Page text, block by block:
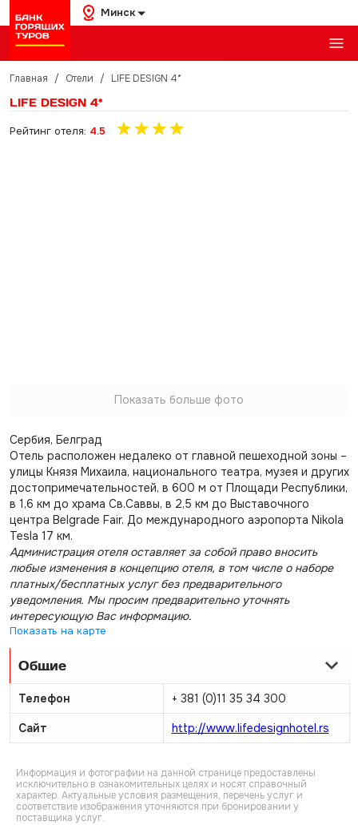
Минск
Главная / Отели / LIFE DESIGN 4*
LIFE DESIGN 4*
Рейтинг отеля: 4.5
Показать больше фото
Сербия, Белград
Отель расположен недалеко от главной пешеходной зоны –
улицы Князя Михаила, национального театра, музея и других
достопримечательностей, в 600 м от Площади Республики,
в 1,6 км до храма Св.Саввы, в 2,5 км до Выставочного
центра Belgrade Fair. До международного аэропорта Nikola
Tesla 17 км.
Администрация отеля оставляет за собой право вносить
любые изменения в концепцию отеля, в том числе о наборе
платных/бесплатных услуг без предварительного
уведомления. Мы просим предварительно уточнять
интересующую Вас информацию.
Показать на карте
Общие
Телефон + 381 (0)11 35 34 300
Сайт http://www.lifedesignhotel.rs
Информация и фотографии на данной странице предоставлены
исключительно в ознакомительных целях и носят справочный
характер. Актуальные условия размещения, перечень услуг и
соответствие изображения уточняются при бронировании у
поставщика услуг.